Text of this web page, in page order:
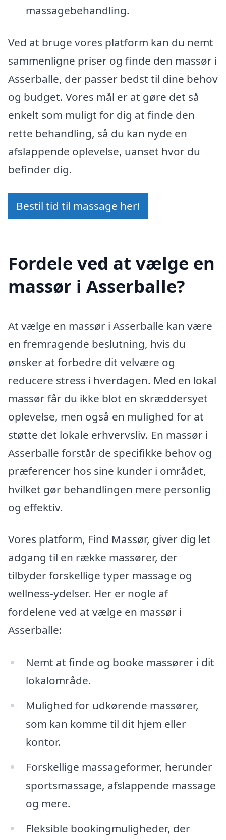
massagebehandling.
Ved at bruge vores platform kan du nemt
sammenligne priser og finde den massør i
Asserballe, der passer bedst til dine behov
og budget. Vores mål er at gøre det så
enkelt som muligt for dig at finde den
rette behandling, så du kan nyde en
afslappende oplevelse, uanset hvor du
befinder dig.
Bestil tid til massage her!
Fordele ved at vælge en
massør i Asserballe?
At vælge en massør i Asserballe kan være
en fremragende beslutning, hvis du
ønsker at forbedre dit velvære og
reducere stress i hverdagen. Med en lokal
massør får du ikke blot en skræddersyet
oplevelse, men også en mulighed for at
støtte det lokale erhvervsliv. En massør i
Asserballe forstår de specifikke behov og
præferencer hos sine kunder i området,
hvilket gør behandlingen mere personlig
og effektiv.
Vores platform, Find Massør, giver dig let
adgang til en række massører, der
tilbyder forskellige typer massage og
wellness-ydelser. Her er nogle af
fordelene ved at vælge en massør i
Asserballe:
Nemt at finde og booke massører i dit
lokalområde.
Mulighed for udkørende massører,
som kan komme til dit hjem eller
kontor.
Forskellige massageformer, herunder
sportsmassage, afslappende massage
og mere.
Fleksible bookingmuligheder, der